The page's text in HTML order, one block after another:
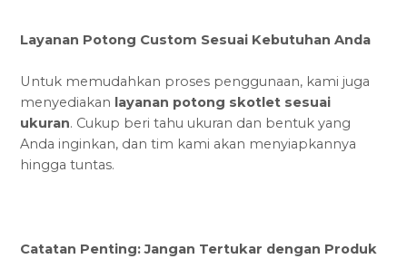
Layanan Potong Custom Sesuai Kebutuhan Anda
Untuk memudahkan proses penggunaan, kami juga
menyediakan layanan potong skotlet sesuai
ukuran. Cukup beri tahu ukuran dan bentuk yang
Anda inginkan, dan tim kami akan menyiapkannya
hingga tuntas.
Catatan Penting: Jangan Tertukar dengan Produk